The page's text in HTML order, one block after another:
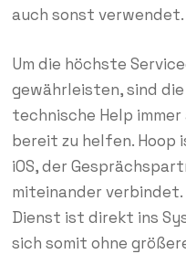
auch sonst verwendet.
Um die höchste
gewährleisten, sind
technische Help
bereit zu helfen. Hoop
iOS, der
miteinander verbindet.
Dienst ist direkt ins
sich somit ohne